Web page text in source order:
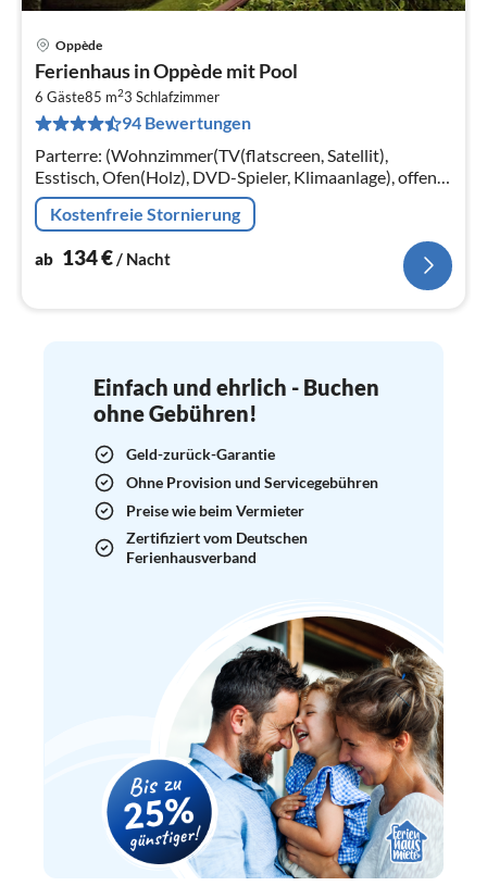
Oppède
Ferienhaus in Oppède mit Pool
6 Gäste85 m23 Schlafzimmer
94 Bewertungen
Parterre: (Wohnzimmer(TV(flatscreen, Satellit),
Esstisch, Ofen(Holz), DVD-Spieler, Klimaanlage), offene
Küche(Wasserkocher, Toaster, Kochherd(4 Kochplatten,
Gas, elektrisch)
Kostenfreie Stornierung
ab 134€/ Nacht
Einfach und ehrlich - Buchen
ohne Gebühren!
Geld-zurück-Garantie
Ohne Provision und Servicegebühren
Preise wie beim Vermieter
Zertifiziert vom Deutschen
Ferienhausverband